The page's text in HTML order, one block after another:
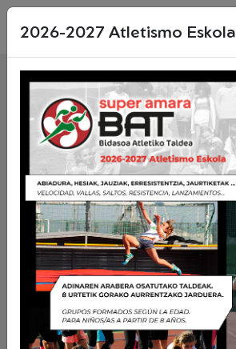
MENU_PRINCIPAL
Últimas noticias
2026-2027 Atletismo Eskola